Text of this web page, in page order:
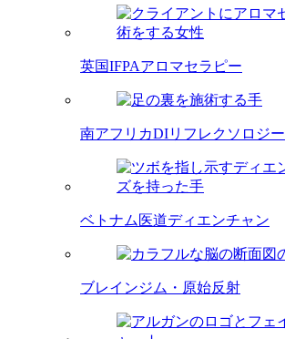
英国IFPAアロマセラピー
南アフリカDIリフレクソロジー
ベトナム医道ディエンチャン
ブレインジム・原始反射